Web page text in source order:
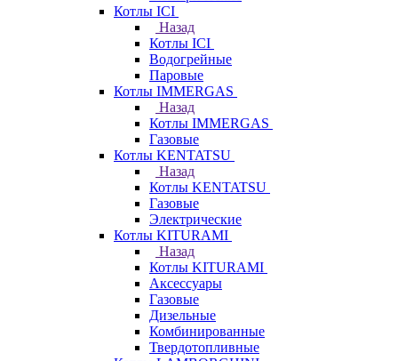
Котлы ICI
Назад
Котлы ICI
Водогрейные
Паровые
Котлы IMMERGAS
Назад
Котлы IMMERGAS
Газовые
Котлы KENTATSU
Назад
Котлы KENTATSU
Газовые
Электрические
Котлы KITURAMI
Назад
Котлы KITURAMI
Аксессуары
Газовые
Дизельные
Комбинированные
Твердотопливные